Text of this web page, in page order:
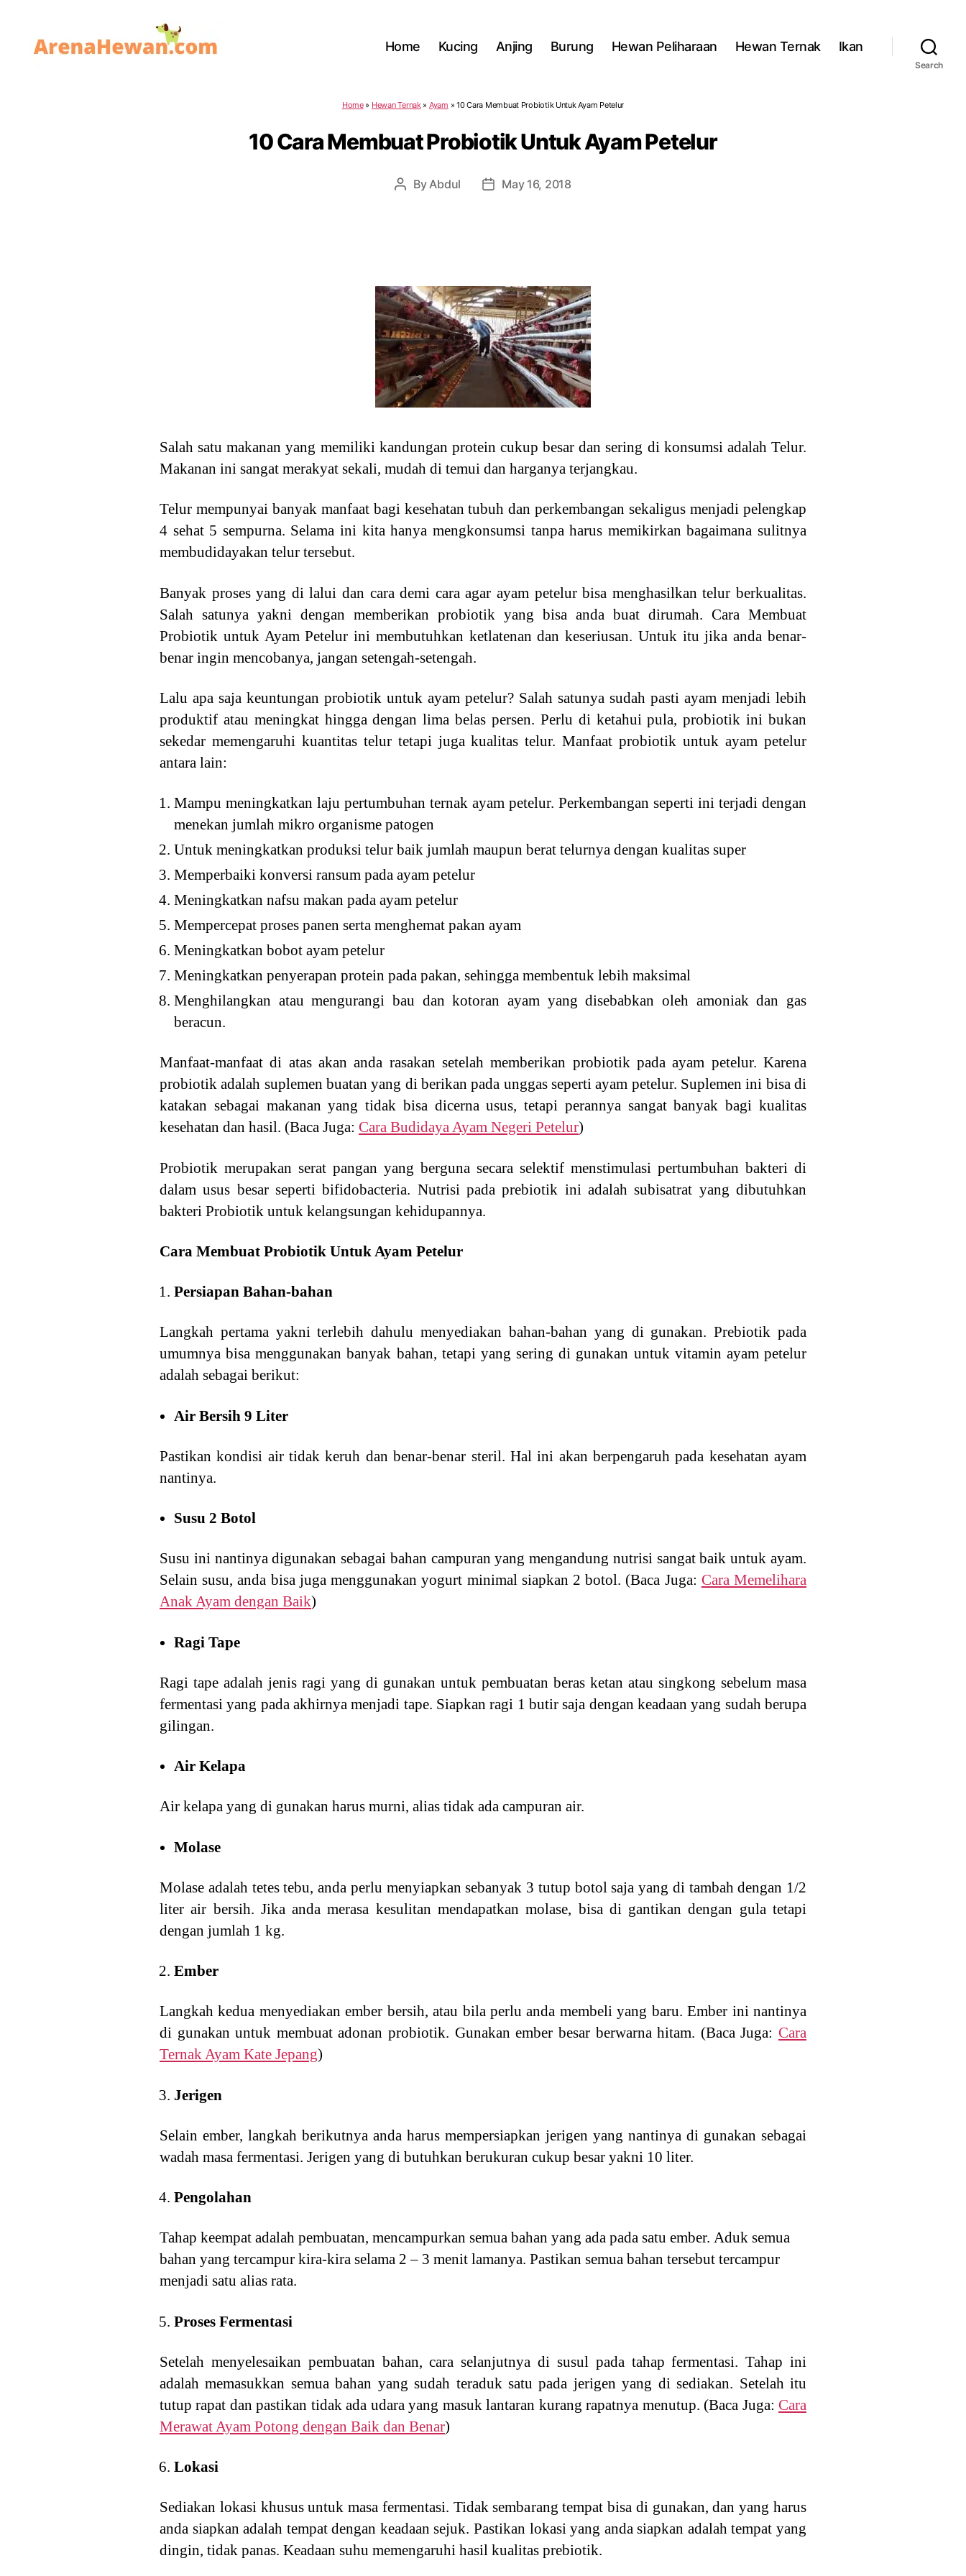
Home Kucing Anjing Burung Hewan Peliharaan Hewan Ternak Ikan
Search
Home» Hewan Ternak» Ayam »10 Cara Membuat Probiotik Untuk Ayam Petelur
10 Cara Membuat Probiotik Untuk Ayam Petelur
Post
ByAbdul
PostMay 16, 2018
Salah satu makanan yang memiliki kandungan protein cukup besar dan sering di konsumsi adalah Telur.
Makanan ini sangat merakyat sekali, mudah di temui dan harganya terjangkau.
Telur mempunyai banyak manfaat bagi kesehatan tubuh dan perkembangan sekaligus menjadi pelengkap
4 sehat 5 sempurna. Selama ini kita hanya mengkonsumsi tanpa harus memikirkan bagaimana sulitnya
membudidayakan telur tersebut.
Banyak proses yang di lalui dan cara demi cara agar ayam petelur bisa menghasilkan telur berkualitas.
Salah satunya yakni dengan memberikan probiotik yang bisa anda buat dirumah. Cara Membuat
Probiotik untuk Ayam Petelur ini membutuhkan ketlatenan dan keseriusan. Untuk itu jika anda benar-
benar ingin mencobanya, jangan setengah-setengah.
Lalu apa saja keuntungan probiotik untuk ayam petelur? Salah satunya sudah pasti ayam menjadi lebih
produktif atau meningkat hingga dengan lima belas persen. Perlu di ketahui pula, probiotik ini bukan
sekedar memengaruhi kuantitas telur tetapi juga kualitas telur. Manfaat probiotik untuk ayam petelur
antara lain:
Mampu meningkatkan laju pertumbuhan ternak ayam petelur. Perkembangan seperti ini terjadi dengan
menekan jumlah mikro organisme patogen
Untuk meningkatkan produksi telur baik jumlah maupun berat telurnya dengan kualitas super
Memperbaiki konversi ransum pada ayam petelur
Meningkatkan nafsu makan pada ayam petelur
Mempercepat proses panen serta menghemat pakan ayam
Meningkatkan bobot ayam petelur
Meningkatkan penyerapan protein pada pakan, sehingga membentuk lebih maksimal
Menghilangkan atau mengurangi bau dan kotoran ayam yang disebabkan oleh amoniak dan gas
beracun.
Manfaat-manfaat di atas akan anda rasakan setelah memberikan probiotik pada ayam petelur. Karena
probiotik adalah suplemen buatan yang di berikan pada unggas seperti ayam petelur. Suplemen ini bisa di
katakan sebagai makanan yang tidak bisa dicerna usus, tetapi perannya sangat banyak bagi kualitas
kesehatan dan hasil. (Baca Juga: Cara Budidaya Ayam Negeri Petelur)
Probiotik merupakan serat pangan yang berguna secara selektif menstimulasi pertumbuhan bakteri di
dalam usus besar seperti bifidobacteria. Nutrisi pada prebiotik ini adalah subisatrat yang dibutuhkan
bakteri Probiotik untuk kelangsungan kehidupannya.
Cara Membuat Probiotik Untuk Ayam Petelur
Persiapan Bahan-bahan
Langkah pertama yakni terlebih dahulu menyediakan bahan-bahan yang di gunakan. Prebiotik pada
umumnya bisa menggunakan banyak bahan, tetapi yang sering di gunakan untuk vitamin ayam petelur
adalah sebagai berikut:
Air Bersih 9 Liter
Pastikan kondisi air tidak keruh dan benar-benar steril. Hal ini akan berpengaruh pada kesehatan ayam
nantinya.
Susu 2 Botol
Susu ini nantinya digunakan sebagai bahan campuran yang mengandung nutrisi sangat baik untuk ayam.
Selain susu, anda bisa juga menggunakan yogurt minimal siapkan 2 botol. (Baca Juga: Cara Memelihara
Anak Ayam dengan Baik)
Ragi Tape
Ragi tape adalah jenis ragi yang di gunakan untuk pembuatan beras ketan atau singkong sebelum masa
fermentasi yang pada akhirnya menjadi tape. Siapkan ragi 1 butir saja dengan keadaan yang sudah berupa
gilingan.
Air Kelapa
Air kelapa yang di gunakan harus murni, alias tidak ada campuran air.
Molase
Molase adalah tetes tebu, anda perlu menyiapkan sebanyak 3 tutup botol saja yang di tambah dengan 1/2
liter air bersih. Jika anda merasa kesulitan mendapatkan molase, bisa di gantikan dengan gula tetapi
dengan jumlah 1 kg.
Ember
Langkah kedua menyediakan ember bersih, atau bila perlu anda membeli yang baru. Ember ini nantinya
di gunakan untuk membuat adonan probiotik. Gunakan ember besar berwarna hitam. (Baca Juga: Cara
Ternak Ayam Kate Jepang)
Jerigen
Selain ember, langkah berikutnya anda harus mempersiapkan jerigen yang nantinya di gunakan sebagai
wadah masa fermentasi. Jerigen yang di butuhkan berukuran cukup besar yakni 10 liter.
Pengolahan
Tahap keempat adalah pembuatan, mencampurkan semua bahan yang ada pada satu ember. Aduk semua
bahan yang tercampur kira-kira selama 2 – 3 menit lamanya. Pastikan semua bahan tersebut tercampur
menjadi satu alias rata.
Proses Fermentasi
Setelah menyelesaikan pembuatan bahan, cara selanjutnya di susul pada tahap fermentasi. Tahap ini
adalah memasukkan semua bahan yang sudah teraduk satu pada jerigen yang di sediakan. Setelah itu
tutup rapat dan pastikan tidak ada udara yang masuk lantaran kurang rapatnya menutup. (Baca Juga: Cara
Merawat Ayam Potong dengan Baik dan Benar)
Lokasi
Sediakan lokasi khusus untuk masa fermentasi. Tidak sembarang tempat bisa di gunakan, dan yang harus
anda siapkan adalah tempat dengan keadaan sejuk. Pastikan lokasi yang anda siapkan adalah tempat yang
dingin, tidak panas. Keadaan suhu memengaruhi hasil kualitas prebiotik.